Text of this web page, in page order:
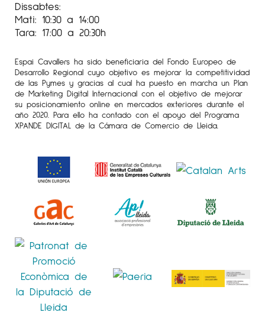
Dissabtes:
Mati: 10:30 a 14:00
Tara: 17:00 a 20:30h
Espai Cavallers ha sido beneficiaria del Fondo Europeo de
Desarrollo Regional cuyo objetivo es mejorar la competitividad
de las Pymes y gracias al cual ha puesto en marcha un Plan
de Marketing Digital Internacional con el objetivo de mejorar
su posicionamiento online en mercados exteriores durante el
año 2020. Para ello ha contado con el apoyo del Programa
XPANDE DIGITAL de la Cámara de Comercio de Lleida.